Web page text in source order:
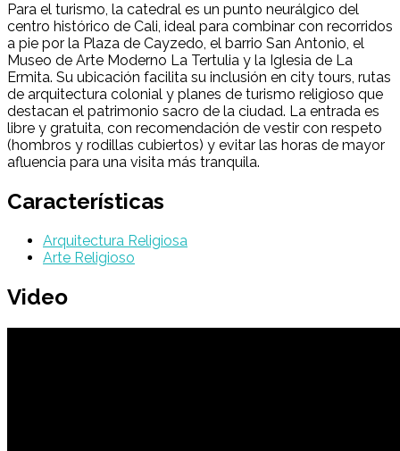
Para el turismo, la catedral es un punto neurálgico del
centro histórico de Cali, ideal para combinar con recorridos
a pie por la Plaza de Cayzedo, el barrio San Antonio, el
Museo de Arte Moderno La Tertulia y la Iglesia de La
Ermita. Su ubicación facilita su inclusión en city tours, rutas
de arquitectura colonial y planes de turismo religioso que
destacan el patrimonio sacro de la ciudad. La entrada es
libre y gratuita, con recomendación de vestir con respeto
(hombros y rodillas cubiertos) y evitar las horas de mayor
afluencia para una visita más tranquila.
Características
Arquitectura Religiosa
Arte Religioso
Video